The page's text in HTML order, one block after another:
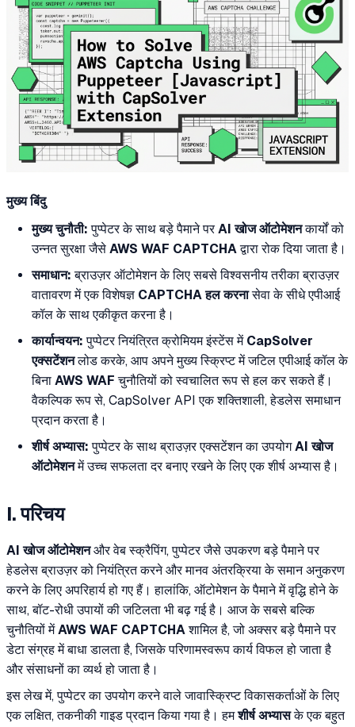
मुख्य बिंदु
मुख्य चुनौती: पुप्पेटर के साथ बड़े पैमाने पर AI खोज ऑटोमेशनकार्यों को
उन्नत सुरक्षा जैसे AWS WAF CAPTCHA द्वारा रोक दिया जाता है।
समाधान: ब्राउज़र ऑटोमेशन के लिए सबसे विश्वसनीय तरीका ब्राउज़र
वातावरण में एक विशेषज्ञ CAPTCHA हल करनासेवा के सीधे एपीआई
कॉल के साथ एकीकृत करना है।
कार्यान्वयन: पुप्पेटर नियंत्रित क्रोमियम इंस्टेंस में CapSolver
एक्सटेंशनलोड करके, आप अपने मुख्य स्क्रिप्ट में जटिल एपीआई कॉल के
बिना AWS WAF चुनौतियों को स्वचालित रूप से हल कर सकते हैं।
वैकल्पिक रूप से, CapSolver API एक शक्तिशाली, हेडलेस समाधान
प्रदान करता है।
शीर्ष अभ्यास: पुप्पेटर के साथ ब्राउज़र एक्सटेंशन का उपयोग AI खोज
ऑटोमेशनमें उच्च सफलता दर बनाए रखने के लिए एक शीर्ष अभ्यास है।
I. परिचय
AI खोज ऑटोमेशनऔर वेब स्क्रैपिंग, पुप्पेटर जैसे उपकरण बड़े पैमाने पर
हेडलेस ब्राउज़र को नियंत्रित करने और मानव अंतरक्रिया के समान अनुकरण
करने के लिए अपरिहार्य हो गए हैं। हालांकि, ऑटोमेशन के पैमाने में वृद्धि होने के
साथ, बॉट-रोधी उपायों की जटिलता भी बढ़ गई है। आज के सबसे बल्कि
चुनौतियों मेंAWS WAF CAPTCHAशामिल है, जो अक्सर बड़े पैमाने पर
डेटा संग्रह में बाधा डालता है, जिसके परिणामस्वरूप कार्य विफल हो जाता है
और संसाधनों का व्यर्थ हो जाता है।
इस लेख में, पुप्पेटर का उपयोग करने वाले जावास्क्रिप्ट विकासकर्ताओं के लिए
एक लक्षित, तकनीकी गाइड प्रदान किया गया है। हमशीर्ष अभ्यासके एक बहुत